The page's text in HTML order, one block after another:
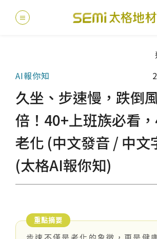
產品總覽
健康・永續
業績分類
服務優勢
AI報你知
久坐、步速慢，跌倒
倍！40+上班族必看
老化 (中文發音 / 中文
(太格AI報你知)